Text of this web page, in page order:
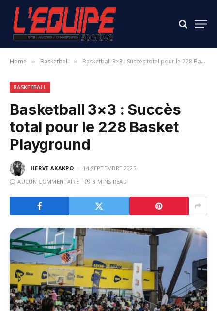
Home » Basketball » Basketball 3×3 : Succès total pour le 228 Basket Playground
BASKETBALL
Basketball 3×3 : Succès
total pour le 228 Basket
Playground
HERVE AKAKPO
14 SEPTEMBRE 2025
AUCUN COMMENTAIRE
3 MINS READ